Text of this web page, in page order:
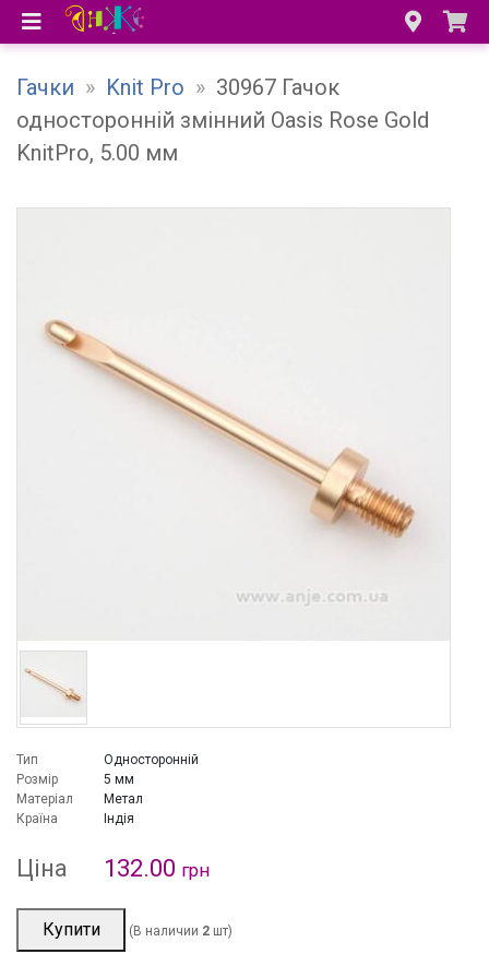
Гачки » Knit Pro » 30967 Гачок
односторонній змінний Oasis Rose Gold
KnitPro, 5.00 мм
Тип
Односторонній
Розмір
5 мм
Матеріал
Метал
Країна
Індія
Ціна 132.00 грн
Купити (В наличии 2 шт)